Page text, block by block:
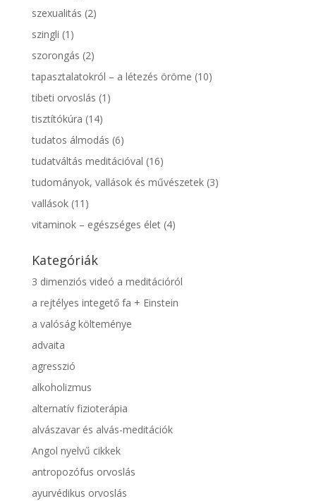
szexualitás (2)
szingli (1)
szorongás (2)
tapasztalatokról – a létezés öröme (10)
tibeti orvoslás (1)
tisztítókúra (14)
tudatos álmodás (6)
tudatváltás meditációval (16)
tudományok, vallások és művészetek(3)
vallások(11)
vitaminok – egészséges élet(4)
Kategóriák
3 dimenziós videó a meditációról
a rejtélyes integető fa + Einstein
a valóság költeménye
advaita
agresszió
alkoholizmus
alternatív fizioterápia
alvászavar és alvás-meditációk
Angol nyelvű cikkek
antropozófus orvoslás
ayurvédikus orvoslás